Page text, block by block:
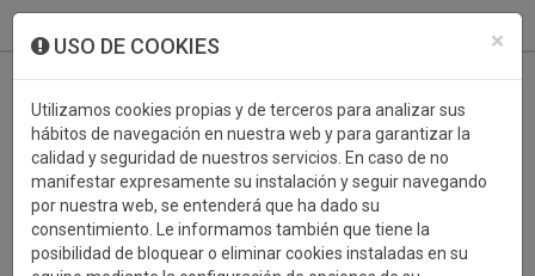
×
USO DE COOKIES
Utilizamos cookies propias y de terceros para analizar sus
hábitos de navegación en nuestra web y para garantizar la
calidad y seguridad de nuestros servicios. En caso de no
manifestar expresamente su instalación y seguir navegando
por nuestra web, se entenderá que ha dado su
consentimiento. Le informamos también que tiene la
posibilidad de bloquear o eliminar cookies instaladas en su